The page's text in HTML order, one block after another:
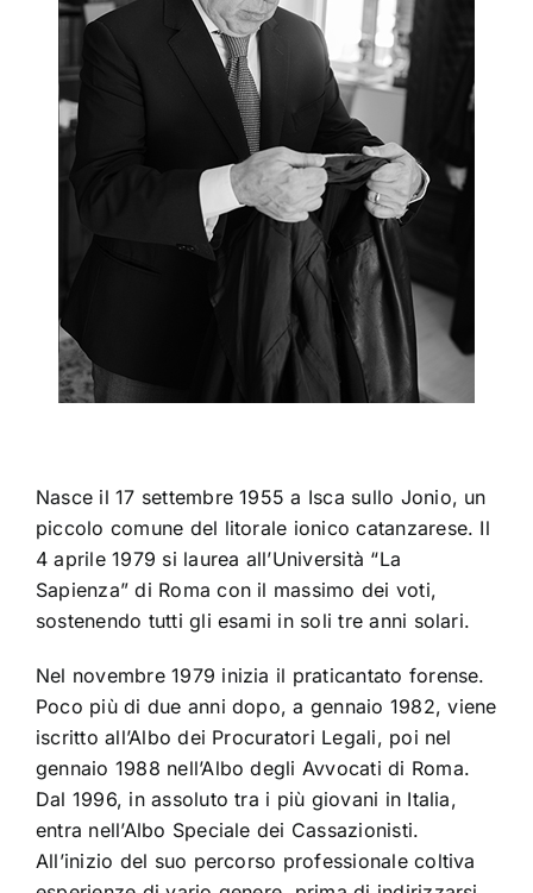
Nasce il 17 settembre 1955 a Isca sullo Jonio, un
piccolo comune del litorale ionico catanzarese. Il
4 aprile 1979 si laurea all’Università “La
Sapienza” di Roma con il massimo dei voti,
sostenendo tutti gli esami in soli tre anni solari.
Nel novembre 1979 inizia il praticantato forense.
Poco più di due anni dopo, a gennaio 1982, viene
iscritto all’Albo dei Procuratori Legali, poi nel
gennaio 1988 nell’Albo degli Avvocati di Roma.
Dal 1996, in assoluto tra i più giovani in Italia,
entra nell’Albo Speciale dei Cassazionisti.
All’inizio del suo percorso professionale coltiva